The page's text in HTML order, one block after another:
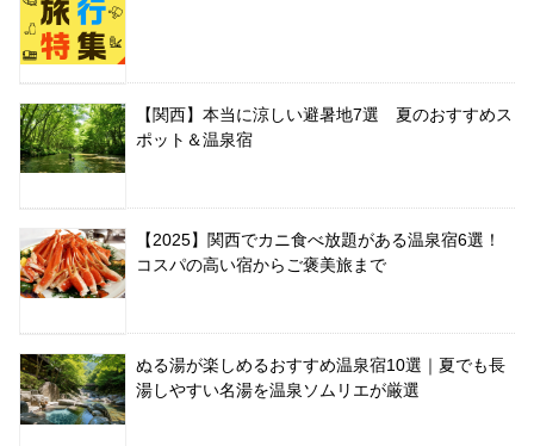
【関西】本当に涼しい避暑地7選 夏のおすすめス
ポット＆温泉宿
【2025】関西でカニ食べ放題がある温泉宿6選！
コスパの高い宿からご褒美旅まで
ぬる湯が楽しめるおすすめ温泉宿10選｜夏でも長
湯しやすい名湯を温泉ソムリエが厳選